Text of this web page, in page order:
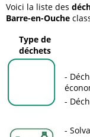
Voici la liste des
Barre-en-Ouche
Type de
déchets